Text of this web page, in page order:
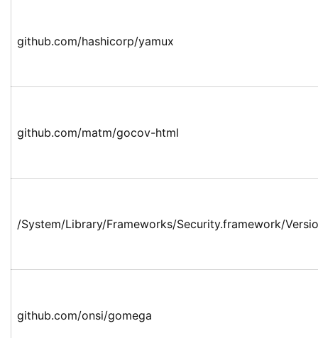
github.com/hashicorp/yamux
github.com/matm/gocov-html
/System/Library/Frameworks/Security.framework/
github.com/onsi/gomega